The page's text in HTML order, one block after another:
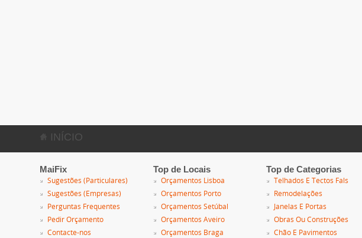
INÍCIO
MaiFix
Sugestões (Particulares)
Sugestões (Empresas)
Perguntas Frequentes
Pedir Orçamento
Contacte-nos
Top de Locais
Orçamentos Lisboa
Orçamentos Porto
Orçamentos Setúbal
Orçamentos Aveiro
Orçamentos Braga
Top de Categorias
Telhados E Tectos Fals
Remodelações
Janelas E Portas
Obras Ou Construções
Chão E Pavimentos